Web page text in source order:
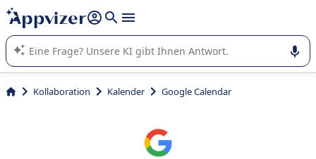
beantworten (mehrere Zeilen mit
Die KI von Appvizer führt Sie bei der Nutzung oder Auswahl
von SaaS-Software in Unternehmen.
Kollaboration Kalender Google Calendar